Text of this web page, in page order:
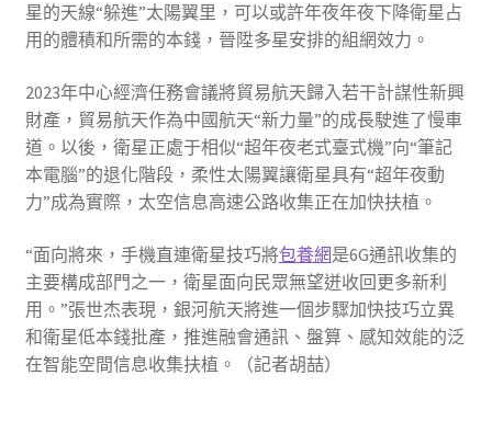
星的天線“躲進”太陽翼里，可以或許年夜年夜下降衛星占
用的體積和所需的本錢，晉陞多星安排的組網效力。
2023年中心經濟任務會議將貿易航天歸入若干計謀性新興
財產，貿易航天作為中國航天“新力量”的成長駛進了慢車
道。以後，衛星正處于相似“超年夜老式臺式機”向“筆記
本電腦”的退化階段，柔性太陽翼讓衛星具有“超年夜動
力”成為實際，太空信息高速公路收集正在加快扶植。
“面向將來，手機直連衛星技巧將包養網是6G通訊收集的
主要構成部門之一，衛星面向民眾無望迸收回更多新利
用。”張世杰表現，銀河航天將進一個步驟加快技巧立異
和衛星低本錢批產，推進融會通訊、盤算、感知效能的泛
在智能空間信息收集扶植。（記者胡喆）